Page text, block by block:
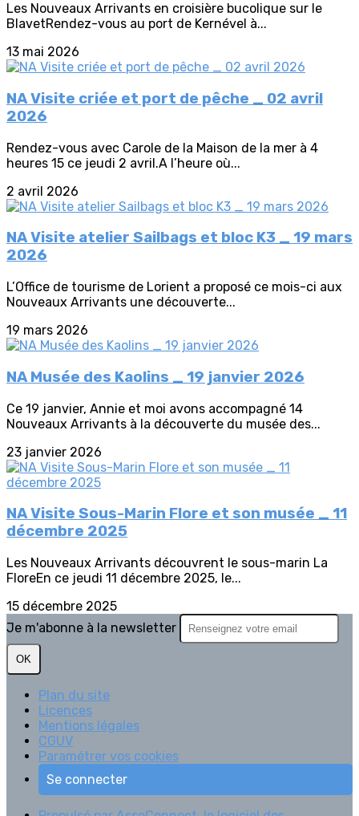
Les Nouveaux Arrivants en croisière bucolique sur le
BlavetRendez-vous au port de Kernével à...
13 mai 2026
NA Visite criée et port de pêche _ 02 avril
2026
Rendez-vous avec Carole de la Maison de la mer à 4
heures 15 ce jeudi 2 avril.A l’heure où...
2 avril 2026
NA Visite atelier Sailbags et bloc K3 _ 19 mars
2026
L’Office de tourisme de Lorient a proposé ce mois-ci aux
Nouveaux Arrivants une découverte...
19 mars 2026
NA Musée des Kaolins _ 19 janvier 2026
Ce 19 janvier, Annie et moi avons accompagné 14
Nouveaux Arrivants à la découverte du musée des...
23 janvier 2026
NA Visite Sous-Marin Flore et son musée _ 11
décembre 2025
Les Nouveaux Arrivants découvrent le sous-marin La
FloreEn ce jeudi 11 décembre 2025, le...
15 décembre 2025
Je m'abonne à la newsletter
OK
Plan du site
Licences
Mentions légales
CGUV
Paramétrer vos cookies
Se connecter